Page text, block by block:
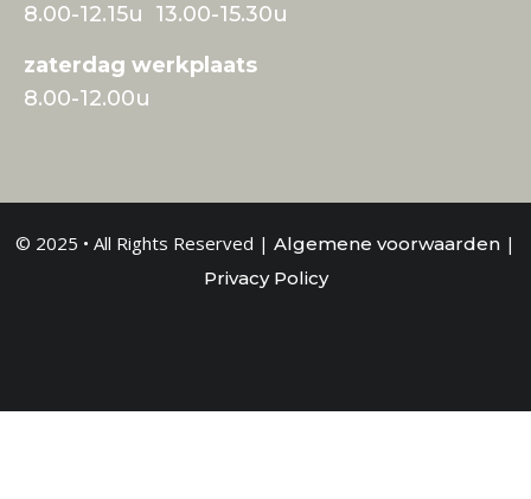
8.00-12.15u 13.00-15.30u
zaterdag werkplaats
8.00-12.00u
© 2025 • All Rights Reserved | Algemene voorwaarden |
Privacy Policy